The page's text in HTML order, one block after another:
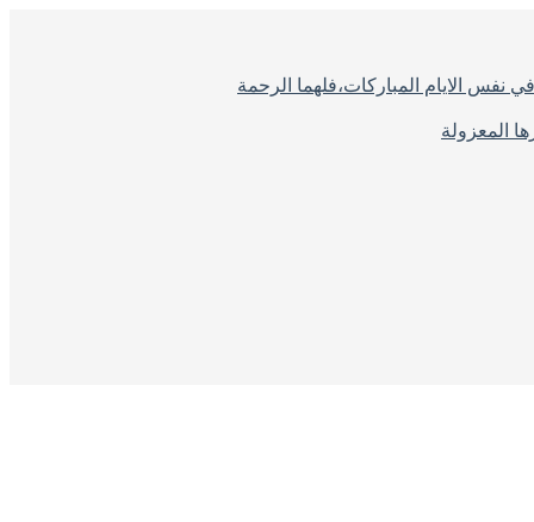
الايام المباركات،فلهما الرحمة
المعزولة